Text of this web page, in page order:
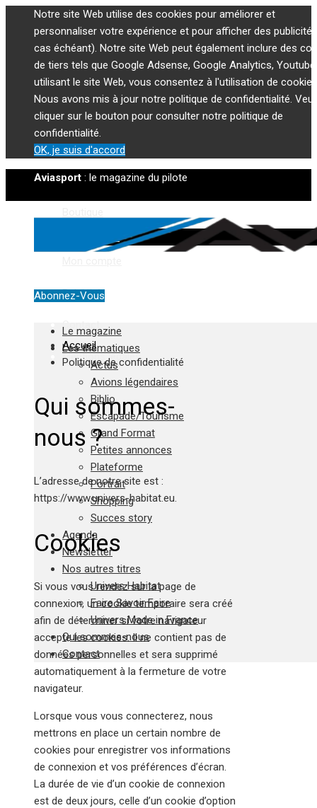
Notre site Web utilise des cookies pour améliorer et
personnaliser votre expérience et pour afficher des
cas échéant). Notre site Web peut également inclure des
de tiers tels que Google Adsense, Google Analytics,
utilisant le site Web, vous consentez à l'utilisation de
Nous avons mis à jour notre politique de confidentialité.
cliquer sur le bouton pour consulter notre politique de
confidentialité.
OK, je suis d'accord
Aviasport : le magazine du pilote
Panier
Publicité
Contact
Mentions légales
Abonnez-Vous
Le magazine
Les thématiques
Actus
Avions légendaires
Biblio
Escapade/Tourisme
Grand Format
Petites annonces
Plateforme
Portrait
Shopping
Succes story
Agenda
Newsletter
Nos autres titres
Univers Habitat
Faire Savoir Faire
Univers Made in France
Qui sommes-nous
Contact
Accueil
Politique de confidentialité
Qui sommes-
nous ?
L’adresse de notre site est :
https://www.univers-habitat.eu.
Cookies
Si vous vous rendez sur la page de
connexion, un cookie temporaire sera créé
afin de déterminer si votre navigateur
accepte les cookies. Il ne contient pas de
données personnelles et sera supprimé
automatiquement à la fermeture de votre
navigateur.
Lorsque vous vous connecterez, nous
mettrons en place un certain nombre de
cookies pour enregistrer vos informations
de connexion et vos préférences d’écran.
La durée de vie d’un cookie de connexion
est de deux jours, celle d’un cookie d’option